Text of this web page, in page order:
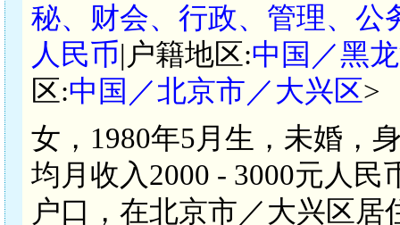
秘、财会、行政、管理、公
人民币|户籍地区:中国／黑
区:中国／北京市／大兴区>
女，1980年5月生，未婚，
均月收入2000 - 3000元人
户口，在北京市／大兴区